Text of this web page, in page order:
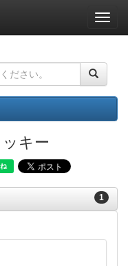
ナ
ビ
ー
ョ
ン
キー
1